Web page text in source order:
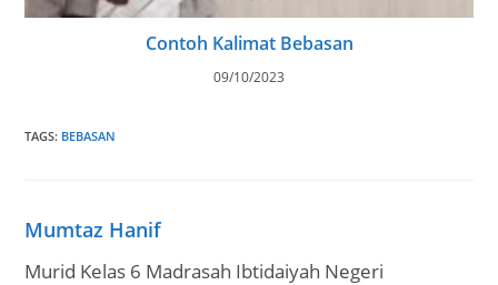
Contoh Kalimat Bebasan
09/10/2023
TAGS: BEBASAN
Mumtaz Hanif
Murid Kelas 6 Madrasah Ibtidaiyah Negeri